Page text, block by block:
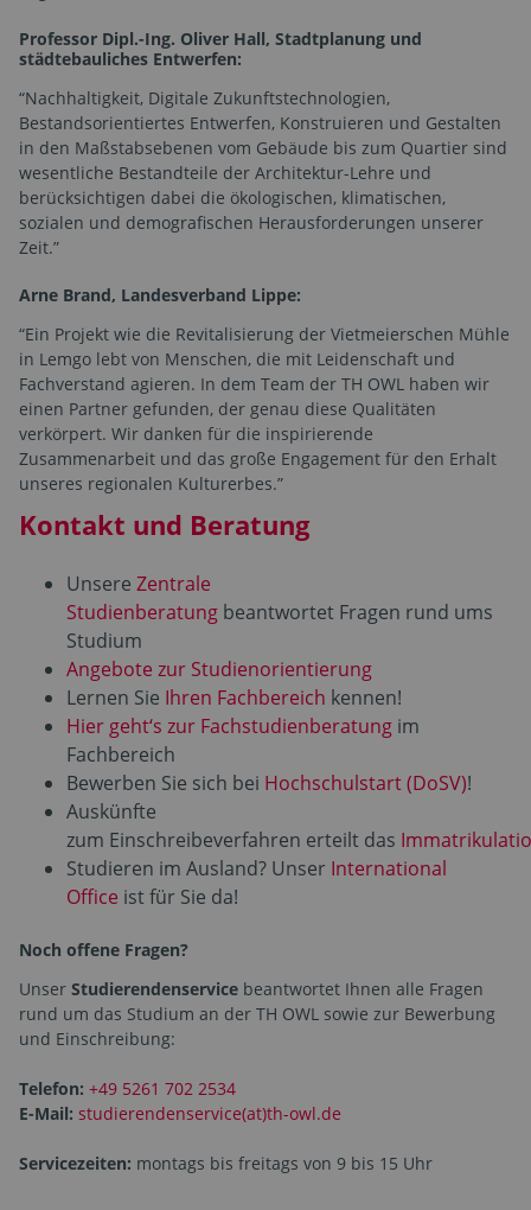
Professor Dipl.-Ing. Oliver Hall, Stadtplanung und
städtebauliches Entwerfen:
“Nachhaltigkeit, Digitale Zukunftstechnologien,
Bestandsorientiertes Entwerfen, Konstruieren und Gestalten
in den Maßstabsebenen vom Gebäude bis zum Quartier sind
wesentliche Bestandteile der Architektur-Lehre und
berücksichtigen dabei die ökologischen, klimatischen,
sozialen und demografischen Herausforderungen unserer
Zeit.”
Arne Brand, Landesverband Lippe:
“Ein Projekt wie die Revitalisierung der Vietmeierschen Mühle
in Lemgo lebt von Menschen, die mit Leidenschaft und
Fachverstand agieren. In dem Team der TH OWL haben wir
einen Partner gefunden, der genau diese Qualitäten
verkörpert. Wir danken für die inspirierende
Zusammenarbeit und das große Engagement für den Erhalt
unseres regionalen Kulturerbes.”
Kontakt und Beratung
Unsere Zentrale
Studienberatung beantwortet Fragen rund ums
Studium
Angebote zur Studienorientierung
Lernen Sie Ihren Fachbereich kennen!
Hier geht‘s zur Fachstudienberatung im
Fachbereich
Bewerben Sie sich bei Hochschulstart (DoSV)!
Auskünfte
zum Einschreibeverfahren erteilt das
Studieren im Ausland? Unser International
Office ist für Sie da!
Noch offene Fragen?
Unser Studierendenservice beantwortet Ihnen alle Fragen
rund um das Studium an der TH OWL sowie zur Bewerbung
und Einschreibung:
Telefon: +49 5261 702 2534
E-Mail: studierendenservice(at)th-owl.de
Servicezeiten: montags bis freitags von 9 bis 15 Uhr